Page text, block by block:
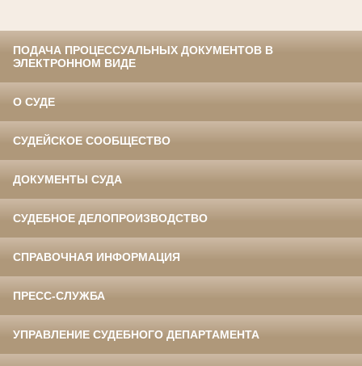
ПОДАЧА ПРОЦЕССУАЛЬНЫХ ДОКУМЕНТОВ В
ЭЛЕКТРОННОМ ВИДЕ
О СУДЕ
СУДЕЙСКОЕ СООБЩЕСТВО
ДОКУМЕНТЫ СУДА
СУДЕБНОЕ ДЕЛОПРОИЗВОДСТВО
СПРАВОЧНАЯ ИНФОРМАЦИЯ
ПРЕСС-СЛУЖБА
УПРАВЛЕНИЕ СУДЕБНОГО ДЕПАРТАМЕНТА